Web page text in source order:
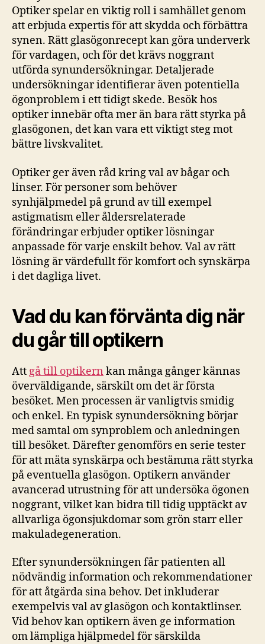
Optiker spelar en viktig roll i samhället genom
att erbjuda expertis för att skydda och förbättra
synen. Rätt glasögonrecept kan göra underverk
för vardagen, och för det krävs noggrant
utförda synundersökningar. Detaljerade
undersökningar identifierar även potentiella
ögonproblem i ett tidigt skede. Besök hos
optiker innebär ofta mer än bara rätt styrka på
glasögonen, det kan vara ett viktigt steg mot
bättre livskvalitet.
Optiker ger även råd kring val av bågar och
linser. För personer som behöver
synhjälpmedel på grund av till exempel
astigmatism eller åldersrelaterade
förändringar erbjuder optiker lösningar
anpassade för varje enskilt behov. Val av rätt
lösning är värdefullt för komfort och synskärpa
i det dagliga livet.
Vad du kan förvänta dig när
du går till optikern
Att gå till optikern kan många gånger kännas
överväldigande, särskilt om det är första
besöket. Men processen är vanligtvis smidig
och enkel. En typisk synundersökning börjar
med samtal om synproblem och anledningen
till besöket. Därefter genomförs en serie tester
för att mäta synskärpa och bestämma rätt styrka
på eventuella glasögon. Optikern använder
avancerad utrustning för att undersöka ögonen
noggrant, vilket kan bidra till tidig upptäckt av
allvarliga ögonsjukdomar som grön starr eller
makuladegeneration.
Efter synundersökningen får patienten all
nödvändig information och rekommendationer
för att åtgärda sina behov. Det inkluderar
exempelvis val av glasögon och kontaktlinser.
Vid behov kan optikern även ge information
om lämpliga hjälpmedel för särskilda